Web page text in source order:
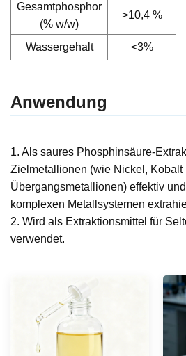
Gesamtphosphor
(% w/w)
>10,4 %
Wassergehalt <3%
Anwendung
1. Als saures Phosphinsäure-
Zielmetallionen (wie Nickel,
Übergangsmetallionen) effektiv
komplexen Metallsystemen
2. Wird als Extraktionsmittel für
verwendet.